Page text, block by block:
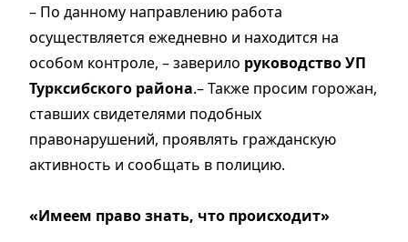
– По данному направлению работа
осуществляется ежедневно и находится на
особом контроле, – заверило руководство УП
Турксибского района.– Также просим горожан,
ставших свидетелями подобных
правонарушений, проявлять гражданскую
активность и сообщать в полицию.
«Имеем право знать, что происходит»